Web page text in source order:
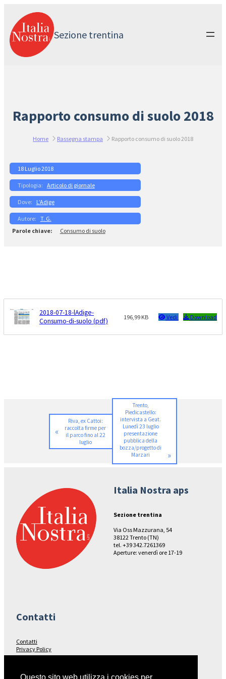
contenuto
Sezione trentina
Rapporto consumo di suolo 2018
Home Rassegna stampa Rapporto consumo di suolo 2018
18 Luglio 2018
Articolo di giornale
L’Adige
T. G.
Consumo di suolo
2018-07-18-lAdige-
Consumo-di-suolo (pdf)
196,99 KB Vedi Download
«
Riva, ex Cattoi:
raccolta firme per
il parco fino al 22
luglio
Trento,
Piedicastello:
intervista a Geat.
Lunedì 23 luglio
presentazione
pubblica della
bozza/progetto di
Marzari
»
Italia Nostra aps
Sezione trentina
Via Oss Mazzurana, 54
38122 Trento (TN)
tel. +39 342.7261369
Aperture: venerdì ore 17-19
Contatti
Contatti
Privacy Policy
Seguici su…